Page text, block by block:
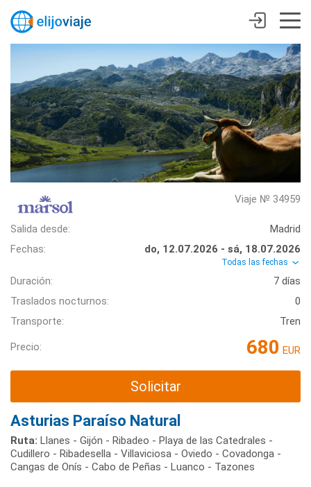
Viaje № 34959
Salida desde:
Madrid
Fechas:
do, 12.07.2026 - sá, 18.07.2026
Todas las fechas
Duración:
7 días
Traslados nocturnos:
0
Transporte:
Tren
Precio: 680 EUR
Solicitar
Asturias Paraíso Natural
Ruta: Llanes - Gijón - Ribadeo - Playa de las Catedrales -
Cudillero - Ribadesella - Villaviciosa - Oviedo - Covadonga -
Cangas de Onís - Cabo de Peñas - Luanco - Tazones